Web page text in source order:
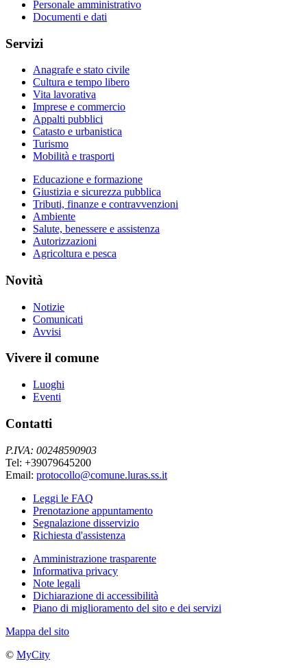
Personale amministrativo
Documenti e dati
Servizi
Anagrafe e stato civile
Cultura e tempo libero
Vita lavorativa
Imprese e commercio
Appalti pubblici
Catasto e urbanistica
Turismo
Mobilità e trasporti
Educazione e formazione
Giustizia e sicurezza pubblica
Tributi, finanze e contravvenzioni
Ambiente
Salute, benessere e assistenza
Autorizzazioni
Agricoltura e pesca
Novità
Notizie
Comunicati
Avvisi
Vivere il comune
Luoghi
Eventi
Contatti
P.IVA: 00248590903
Tel: +39079645200
Email: protocollo@comune.luras.ss.it
Leggi le FAQ
Prenotazione appuntamento
Segnalazione disservizio
Richiesta d'assistenza
Amministrazione trasparente
Informativa privacy
Note legali
Dichiarazione di accessibilità
Piano di miglioramento del sito e dei servizi
Mappa del sito
© MyCity